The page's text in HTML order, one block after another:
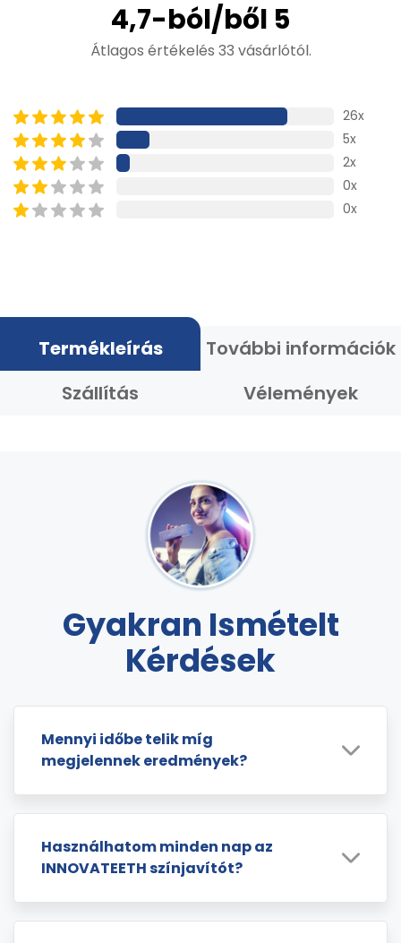
4,7-ból/ből 5
Átlagos értékelés 33 vásárlótól.
26x
5x
2x
0x
0x
Termékleírás
További információk
Szállítás
Vélemények
Gyakran Ismételt
Kérdések
Mennyi időbe telik míg
megjelennek eredmények?
Használhatom minden nap az
INNOVATEETH színjavítót?